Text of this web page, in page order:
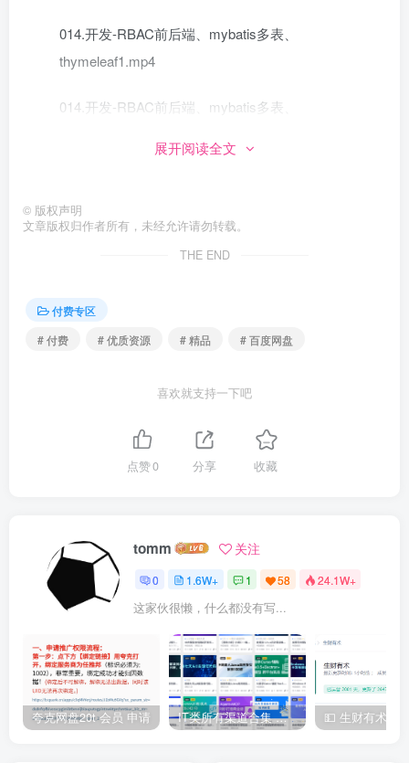
014.开发-RBAC前后端、mybatis多表、
thymeleaf1.mp4
014.开发-RBAC前后端、mybatis多表、
015.开发-Odata，Restful，SpringBoot文件上传2.mp4
016.开发-权限认证、Icheck.Mybatisplus2.mp4
017.Tengine原理、对比、部署、配置、虚拟主机
018.Spring源码-源码概览2.mp4
019.Tengine反向代理、负载均衡、session共享等
019.Tengine反向代理、负载均衡、session共享等
2.mp4
展开阅读全文
© 版权声明
文章版权归作者所有，未经允许请勿转载。
THE END
付费专区
# 付费
# 优质资源 # 精品 # 百度网盘
喜欢就支持一下吧
点赞0 分享 收藏
tomm 关注
0 1.6W+ 1 58 24.1W+
这家伙很懒，什么都没有写...
夸克网盘20t 会员 申请 IT类所有渠道合集 持续日更，目前近四千多条资源 年费用户微信私信获取权限